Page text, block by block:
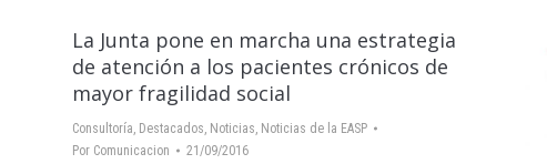
La Junta pone en marcha una estrategia
de atención a los pacientes crónicos de
mayor fragilidad social
Consultoría Destacados Noticias Noticias de la EASP
Por Comunicacion 21/09/2016